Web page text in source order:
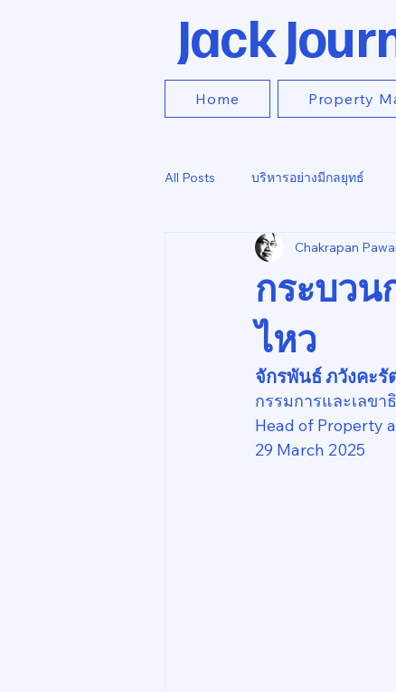
Jack
Home Property
All Posts บริหารอย่างมีกลยุทธ์
กระบวน
ไหว
Chakrapan
จักรพันธ์ ภวังคะรั
กรรมการและเลข
Head of Property
29 March 2025